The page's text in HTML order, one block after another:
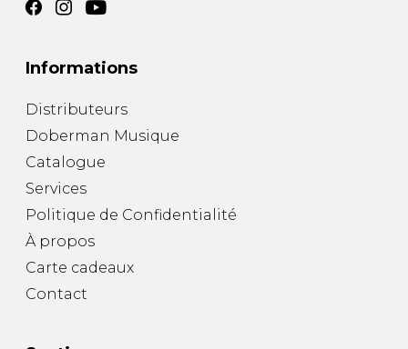
Informations
Distributeurs
Doberman Musique
Catalogue
Services
Politique de Confidentialité
À propos
Carte cadeaux
Contact